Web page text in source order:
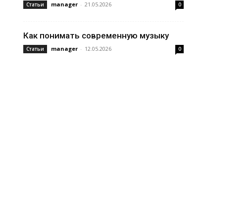
Статьи manager - 21.05.2026 0
Как понимать современную музыку
Статьи manager - 12.05.2026 0